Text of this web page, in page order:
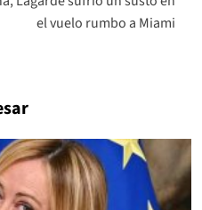
el vuelo rumbo a Miami